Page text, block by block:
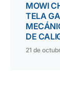
MOWI
TELA
DE
21 de